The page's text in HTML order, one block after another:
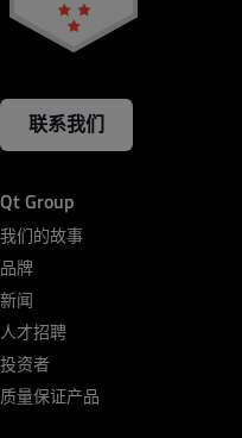
联系我们
Qt Group
我们的故事
品牌
新闻
人才招聘
投资者
质量保证产品